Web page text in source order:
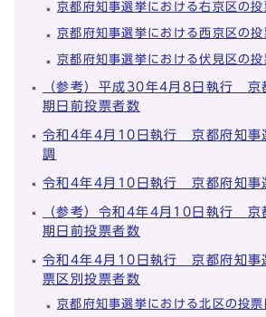
京都府知事選挙における右京区の
京都府知事選挙における西京区の
京都府知事選挙における伏見区の
（参考）平成30年4月8日執行
期日前投票者数
令和4年4月10日執行 京都府知
調
令和4年4月10日執行 京都府知
（参考）令和4年4月10日執行
期日前投票者数
令和4年4月10日執行 京都府知事
票区別投票者数
京都府知事選挙における北区の投